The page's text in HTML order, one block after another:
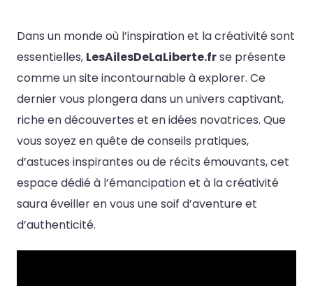
Dans un monde où l’inspiration et la créativité sont
essentielles, LesAilesDeLaLiberte.frse présente
comme un site incontournable à explorer. Ce
dernier vous plongera dans un univers captivant,
riche en découvertes et en idées novatrices. Que
vous soyez en quête de conseils pratiques,
d’astuces inspirantes ou de récits émouvants, cet
espace dédié à l’émancipation et à la créativité
saura éveiller en vous une soif d’aventure et
d’authenticité.